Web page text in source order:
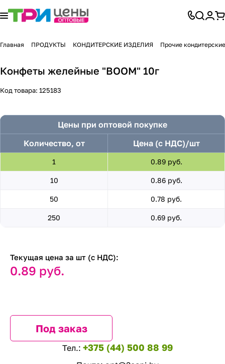
Главная ПРОДУКТЫ КОНДИТЕРСКИЕ ИЗДЕЛИЯ Прочие
Конфеты желейные "BOOM" 10г
Код товара: 125183
Цены при оптовой покупке
Количество, от
Цена (с НДС)/шт
1 0.89 руб.
10 0.86 руб.
50 0.78 руб.
250 0.69 руб.
Текущая цена за шт (с НДС):
0.89 руб.
Под заказ
Тел.: +375 (44) 500 88 99